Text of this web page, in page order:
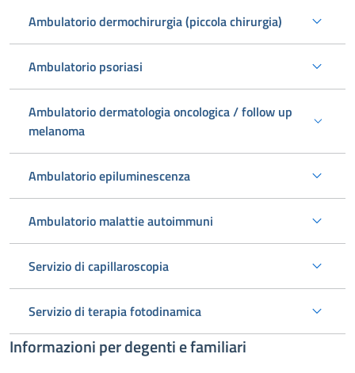
Ambulatorio dermochirurgia (piccola chirurgia)
Ambulatorio psoriasi
Ambulatorio dermatologia oncologica / follow up
melanoma
Ambulatorio epiluminescenza
Ambulatorio malattie autoimmuni
Servizio di capillaroscopia
Servizio di terapia fotodinamica
Informazioni per degenti e familiari